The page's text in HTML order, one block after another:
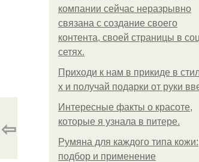
компании сейчас неразрывно
связана с создание своего
контента, своей страницы в соц
сетях.
Приходи к нам в прикиде в
х и получай подарки от руки
Интересные факты о красоте,
которые я узнала в питере.
Румяна для каждого типа кожи:
подбор и применение
⇦